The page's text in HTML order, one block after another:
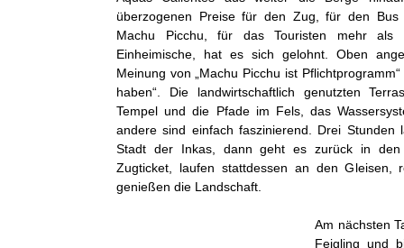
überzogenen Preise für den Zug, für den
Machu Picchu, für das Touristen mehr
Einheimische, hat es sich gelohnt. Oben
Meinung von „Machu Picchu ist
haben“. Die landwirtschaftlich genutzten
Tempel und die Pfade im Fels, das
andere sind einfach faszinierend. Drei Stunden
Stadt der Inkas, dann geht es zurück in
Zugticket, laufen stattdessen an den Gleisen,
genießen die Landschaft.
Am nächsten
Feigling und